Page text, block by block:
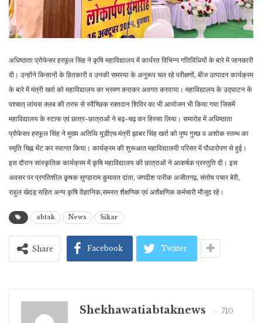
अधिष्ठाता प्रोफेसर हरफूल सिंह ने कृषि महाविद्यालय में कार्यरत विभिन्न गतिविधियों के बारे में जानकारी
दी। उन्होंने किसानों के हितकारी व उनकी समस्या के अनुरूप चल रहे परीक्षणों, बीज उत्पादन कार्यक्रम
के बारे में मंत्री खर्रा को महाविद्यालय का भ्रमण कराकर अवगत करवाया। महाविद्यालय के उद्घाटन के
पश्चात् लांयस क्लब की तरफ से स्वैच्छिक रक्तदान शिविर का भी आयोजन भी किया गया जिसमें
महाविद्यालय के स्टाफ एवं छात्र-छात्राओं ने बढ़-चढ़ कर हिस्सा लिया। समारोह में अधिष्ठाता
प्रोफेसर हरफूल सिंह ने मुख्य अतिथि यूडीएच मंत्री झाबर सिंह खर्रा को पुष्प गुच्छ व अशोक स्तम्भ का
स्मृति चिह्न भेंट कर स्वागत किया। कार्यक्रम की शुरूआत महाविद्यालयी परिसर में पौधारोपण से हुई।
इस दौरान सांस्कृतिक कार्यक्रम में कृषि महाविद्यालय की छात्राओं ने आकर्षक प्रस्तुति दी। इस
अवसर पर प्रगतिशील कृृषक सुण्डाराम कुमावत दांता, जगदीश पारीक अजीतगढ़, संतोष पचार बेरी,
राहुल खेदड़ सहित अन्य कृषि वैज्ञानिक,समस्त शैक्षणिक एवं अशैक्षणिक कर्मचारी मौजूद रहे।
abtak News Sikar
Share Facebook Twitter
Shekhawatiabtaknews
710